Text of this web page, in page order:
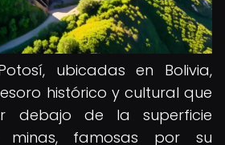
ubicadas en Bolivia,
histórico y cultural que
debajo de la superficie
minas, famosas por su